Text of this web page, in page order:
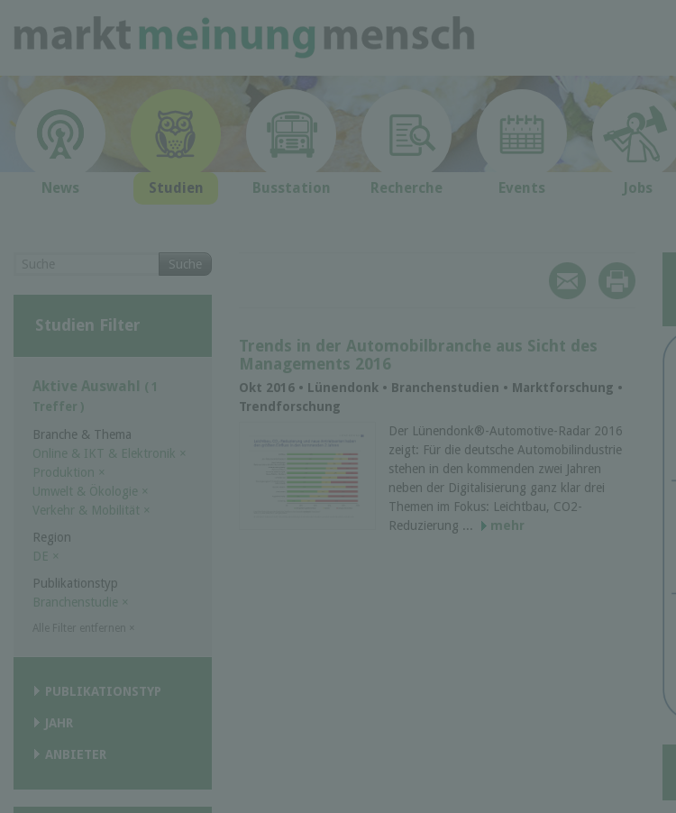
News Studien Busstation Recherche Events Jobs
Trends in der Automobilbranche aus Sicht des
Managements 2016
Okt 2016 • Lünendonk • Branchenstudien • Marktforschung •
Trendforschung
Der Lünendonk®-Automotive-Radar 2016
zeigt: Für die deutsche Automobilindustrie
stehen in den kommenden zwei Jahren
neben der Digitalisierung ganz klar drei
Themen im Fokus: Leichtbau, CO2-
Reduzierung ...
mehr
Suche
Studien Filter
Aktive Auswahl ( 1
Treffer )
Branche & Thema
Online & IKT & Elektronik ×
Produktion ×
Umwelt & Ökologie ×
Verkehr & Mobilität ×
Region
DE ×
Publikationstyp
Branchenstudie ×
PUBLIKATIONSTYP
JAHR
ANBIETER